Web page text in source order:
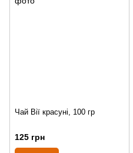
Чай Вії красуні, 100 гр
125 грн